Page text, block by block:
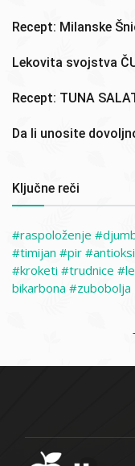
Recept: Milanske
Lekovita svojstva
Recept: TUNA
Da li unosite
Ključne reči
raspoloženje
timijan
pir
kroketi
trudnice
bikarbona
zubobolja